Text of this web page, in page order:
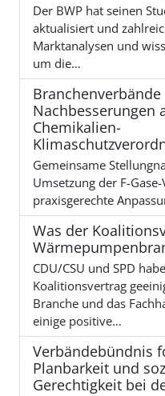
Der BWP hat seinen
aktualisiert und
Marktanalysen und
um die…
Nachbesserungen
Chemikalien-
Gemeinsame
Umsetzung der F-
praxisgerechte
Was der
CDU/CSU und SPD
Koalitionsvertrag
Branche und das
einige positive…
Verbändebündnis
Planbarkeit und
Gerechtigkeit bei